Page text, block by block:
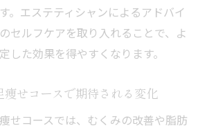
。エステティシャンによるアドバイ
セルフケアを取り入れることで、よ
した効果を得やすくなります。
痩せコースで期待される変化
せコースでは、むくみの改善や脂肪